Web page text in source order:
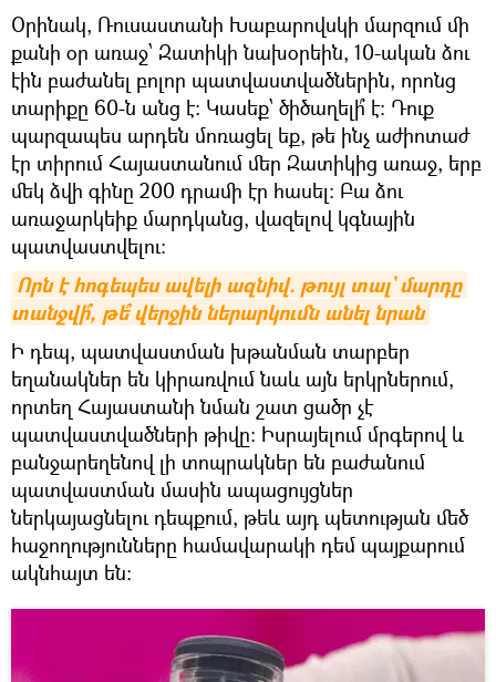
Օրինակ, Ռուսաստանի Խաբարովսկի մարզում մի
քանի օր առաջ՝ Զատիկի նախօրեին, 10-ական ձու
էին բաժանել բոլոր պատվաստվածներին, որոնց
տարիքը 60-ն անց է։ Կասեք՝ ծիծաղելի՞ է։ Դուք
պարզապես արդեն մոռացել եք, թե ինչ աժիոտաժ
էր տիրում Հայաստանում մեր Զատիկից առաջ, երբ
մեկ ձվի գինը 200 դրամի էր հասել։ Բա ձու
առաջարկեիք մարդկանց, վազելով կգնային
պատվաստվելու։
Որն է հոգեպես ավելի ազնիվ. թույլ տալ` մարդը
տանջվի՞, թե՞ վերջին ներարկումն անել նրան
Ի դեպ, պատվաստման խթանման տարբեր
եղանակներ են կիրառվում նաև այն երկրներում,
որտեղ Հայաստանի նման շատ ցածր չէ
պատվաստվածների թիվը։ Իսրայելում մրգերով և
բանջարեղենով լի տոպրակներ են բաժանում
պատվաստման մասին ապացույցներ
ներկայացնելու դեպքում, թեև այդ պետության մեծ
հաջողությունները համավարակի դեմ պայքարում
ակնհայտ են։